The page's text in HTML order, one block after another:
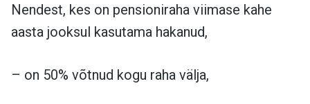
Nendest, kes on pensioniraha viimase kahe
aasta jooksul kasutama hakanud,
– on 50% võtnud kogu raha välja,